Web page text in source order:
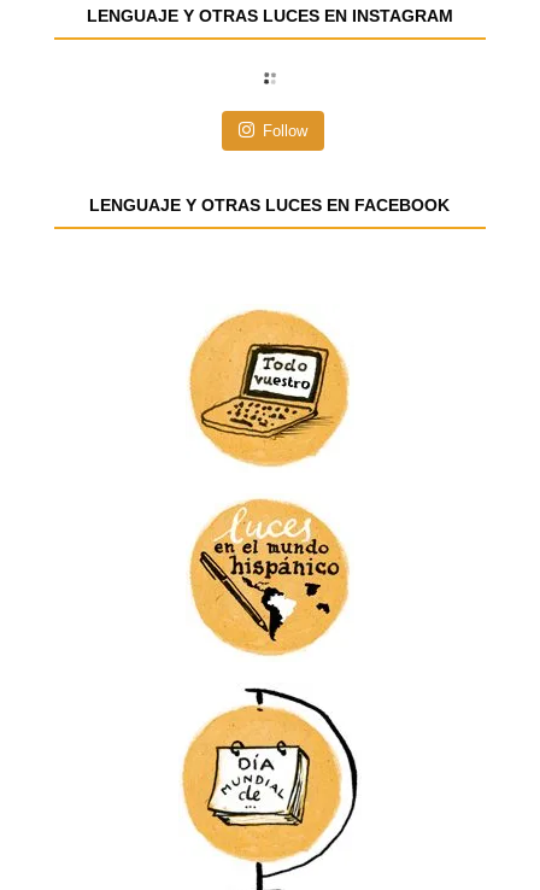
c
m
LENGUAJE Y OTRAS LUCES EN INSTAGRAM
Follow
LENGUAJE Y OTRAS LUCES EN FACEBOOK